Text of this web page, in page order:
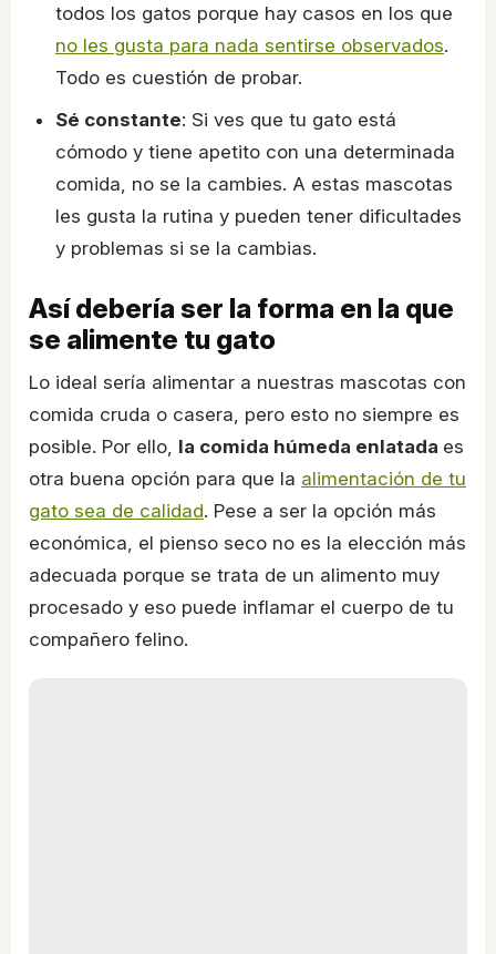
todos los gatos porque hay casos en los que
no les gusta para nada sentirse observados.
Todo es cuestión de probar.
Sé constante: Si ves que tu gato está
cómodo y tiene apetito con una determinada
comida, no se la cambies. A estas mascotas
les gusta la rutina y pueden tener dificultades
y problemas si se la cambias.
Así debería ser la forma en la que
se alimente tu gato
Lo ideal sería alimentar a nuestras mascotas con
comida cruda o casera, pero esto no siempre es
posible. Por ello, la comida húmeda enlatada es
otra buena opción para que la alimentación de tu
gato sea de calidad. Pese a ser la opción más
económica, el pienso seco no es la elección más
adecuada porque se trata de un alimento muy
procesado y eso puede inflamar el cuerpo de tu
compañero felino.